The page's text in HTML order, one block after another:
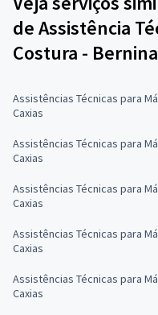
de Assistência
Costura - Bernina
Assistências Técnicas para
Caxias
Assistências Técnicas para
Caxias
Assistências Técnicas para
Caxias
Assistências Técnicas para
Caxias
Assistências Técnicas para
Caxias